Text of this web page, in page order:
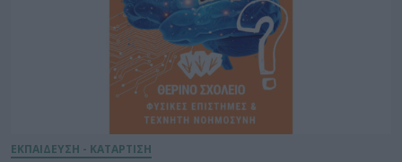
ΕΚΠΑΙΔΕΥΣΗ - ΚΑΤΑΡΤΙΣΗ